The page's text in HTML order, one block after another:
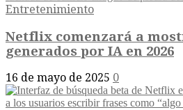
Entretenimiento
Netflix comenzará a
generados por IA en 2026
16 de mayo de 2025 0